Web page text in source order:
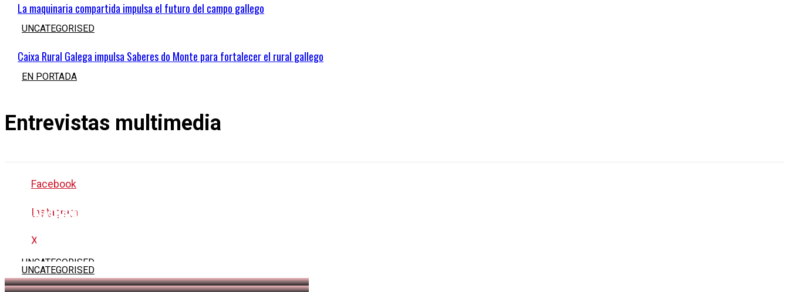
La maquinaria compartida impulsa el futuro del campo gallego
UNCATEGORISED
Caixa Rural Galega impulsa Saberes do Monte para fortalecer el rural gallego
EN PORTADA
Entrevistas multimedia
Facebook
Instagram
X
Youtube
GANADEROS DENUNCIAN PÉRDIDAS DE 19 MILLONES
AL MES POR LA BAJADA DEL PRECIO DE LA LECHE
UNCATEGORISED
GANADEROS DENUNCIAN PÉRDIDAS DE 19 MILLONES
AL MES POR LA BAJADA DEL PRECIO DE LA LECHE
UNCATEGORISED